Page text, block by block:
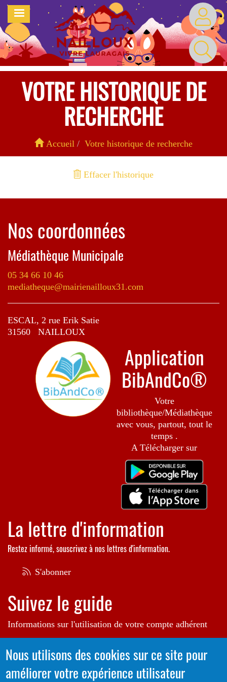
Aller
contenu
principal
MENU
VOTRE HISTORIQUE DE
RECHERCHE
Accueil Votre historique de recherche
Effacer l'historique
Nos coordonnées
Médiathèque Municipale
05 34 66 10 46
mediatheque@mairienailloux31.com
ESCAL, 2 rue Erik Satie
31560 NAILLOUX
Application
BibAndCo®
Votre
bibliothèque/Médiathèque
avec vous, partout, tout le
temps .
A Télécharger sur
La lettre d'information
Restez informé, souscrivez à nos lettres d'information.
S'abonner
Suivez le guide
Informations sur l'utilisation de votre compte adhérent
Voir le guide
Nous utilisons des cookies sur ce site pour
améliorer votre expérience utilisateur